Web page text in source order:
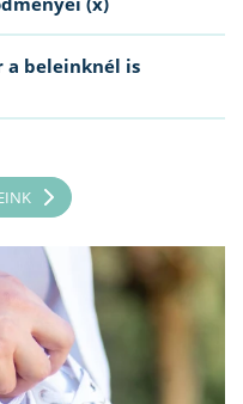
a beleinknél is